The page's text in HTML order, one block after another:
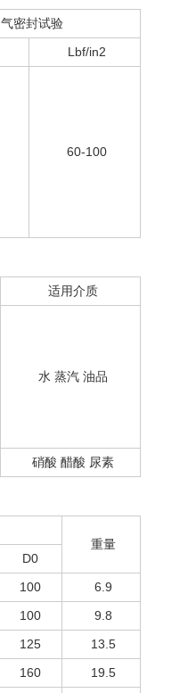
气密封试验
Lbf/in2
60-100
适用介质
水 蒸汽 油品
硝酸 醋酸 尿素
重量
D0
100
6.9
100
9.8
125
13.5
160
19.5